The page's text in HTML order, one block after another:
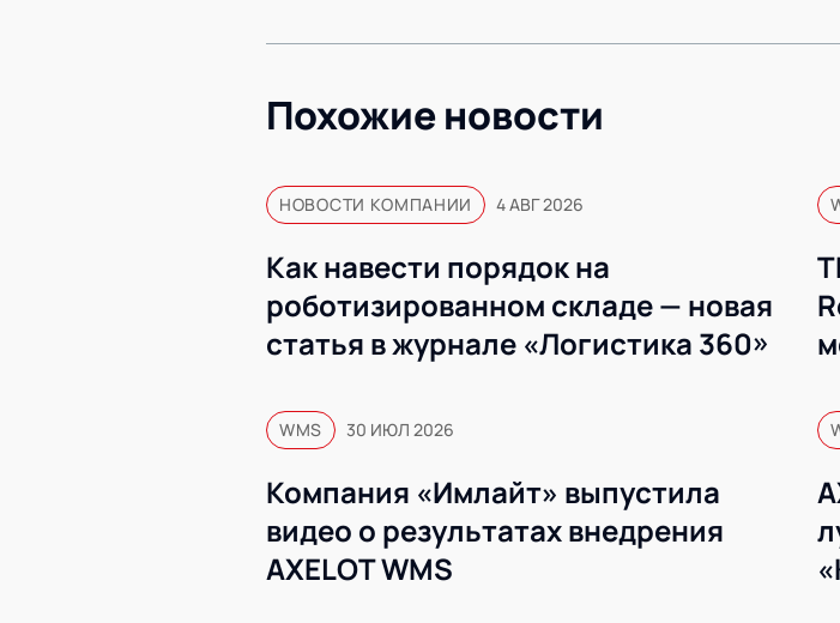
Похожие новости
НОВОСТИ КОМПАНИИ 4 АВГ 2026
Как навести порядок на
роботизированном складе — новая
статья в журнале «Логистика 360»
WMS 30 ИЮЛ 2026
Компания «Имлайт» выпустила
видео о результатах внедрения
AXELOT WMS